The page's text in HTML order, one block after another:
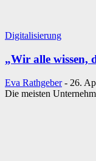
Digitalisierung
„Wir alle wissen,
Eva Rathgeber - 26.
Die meisten